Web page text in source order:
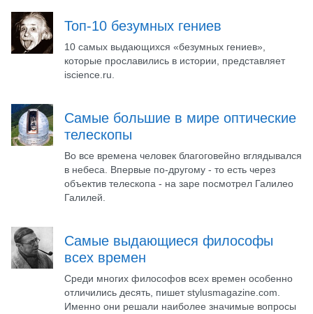
Топ-10 безумных гениев
10 самых выдающихся «безумных гениев»,
которые прославились в истории, представляет
iscience.ru.
Самые большие в мире оптические
телескопы
Во все времена человек благоговейно вглядывался
в небеса. Впервые по-другому - то есть через
объектив телескопа - на заре посмотрел Галилео
Галилей.
Самые выдающиеся философы
всех времен
Среди многих философов всех времен особенно
отличились десять, пишет stylusmagazine.com.
Именно они решали наиболее значимые вопросы